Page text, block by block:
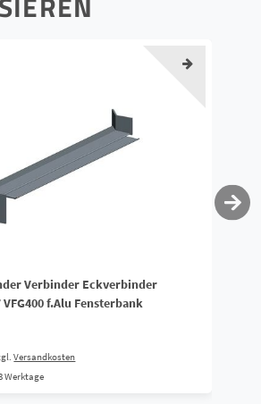
Verbinder Eckverbinder
VFG400 f.Alu Fensterbank
Versandkosten
Werktage